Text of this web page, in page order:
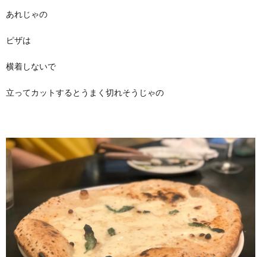
あれじゃの
ピザは
横着しないで
立ってカットするとうまく切れそうじゃの